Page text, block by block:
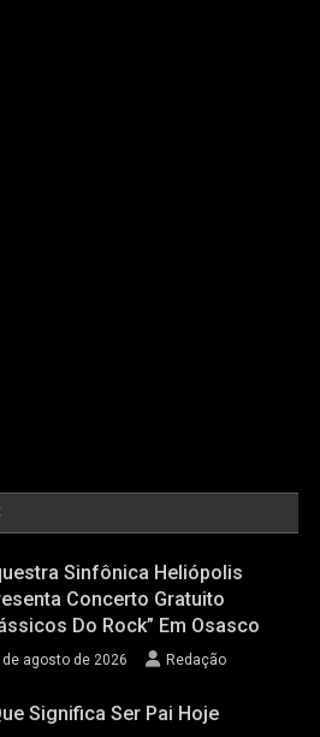
Sinfônica Heliópolis
Concerto Gratuito
Do Rock” Em Osasco
de agosto de 2026 Redação
Significa Ser Pai Hoje